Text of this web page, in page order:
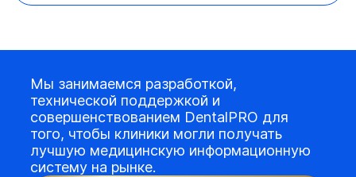
Мы занимаемся разработкой,
технической поддержкой и
совершенствованием DentalPRO для
того, чтобы клиники могли получать
лучшую медицинскую информационную
систему на рынке.